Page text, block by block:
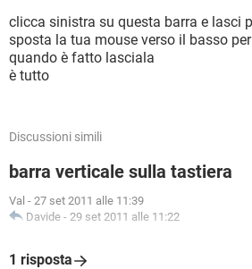
clicca sinistra su questa barra e lasci
sposta la tua mouse verso il basso
quando è fatto lasciala
è tutto
Discussioni simili
barra verticale sulla tastiera
Val - 27 set 2011 alle 11:39
Davide - 29 set 2011 alle 11:22
1 risposta